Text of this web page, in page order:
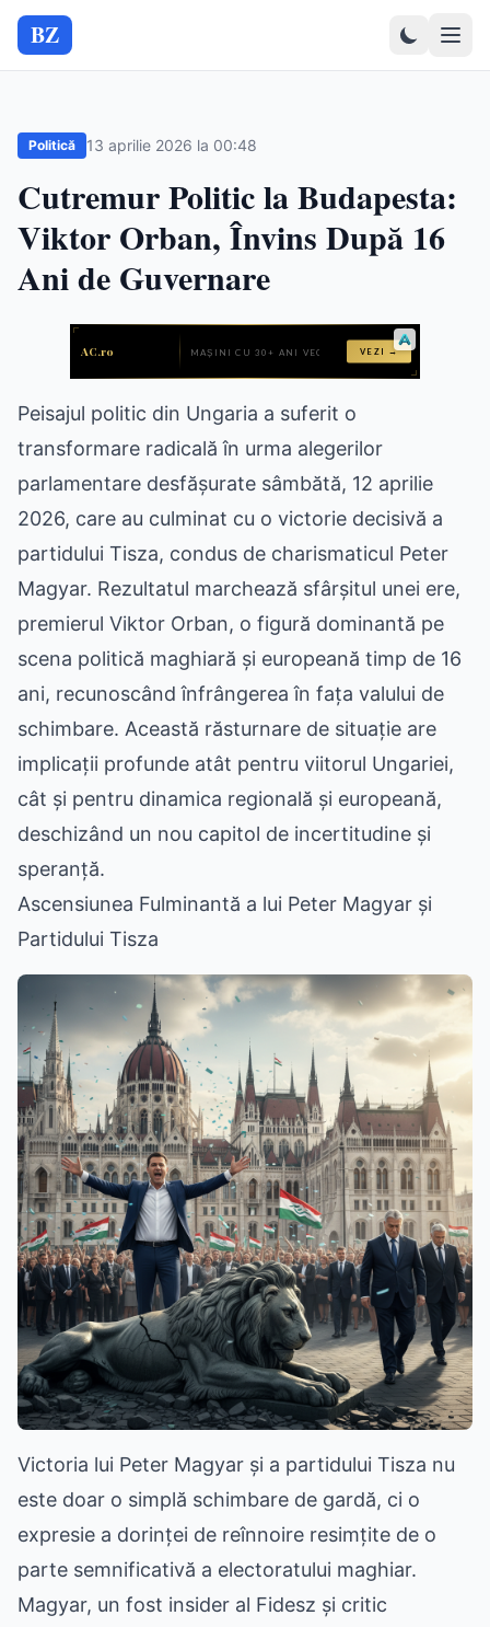
BZ
Politică 13 aprilie 2026 la 00:48
Cutremur Politic la Budapesta:
Viktor Orban, Învins După 16
Ani de Guvernare
Peisajul politic din Ungaria a suferit o
transformare radicală în urma alegerilor
parlamentare desfășurate sâmbătă, 12 aprilie
2026, care au culminat cu o victorie decisivă a
partidului Tisza, condus de charismaticul Peter
Magyar. Rezultatul marchează sfârșitul unei ere,
premierul Viktor Orban, o figură dominantă pe
scena politică maghiară și europeană timp de 16
ani, recunoscând înfrângerea în fața valului de
schimbare. Această răsturnare de situație are
implicații profunde atât pentru viitorul Ungariei,
cât și pentru dinamica regională și europeană,
deschizând un nou capitol de incertitudine și
speranță.
Ascensiunea Fulminantă a lui Peter Magyar și
Partidului Tisza
Victoria lui Peter Magyar și a partidului Tisza nu
este doar o simplă schimbare de gardă, ci o
expresie a dorinței de reînnoire resimțite de o
parte semnificativă a electoratului maghiar.
Magyar, un fost insider al Fidesz și critic